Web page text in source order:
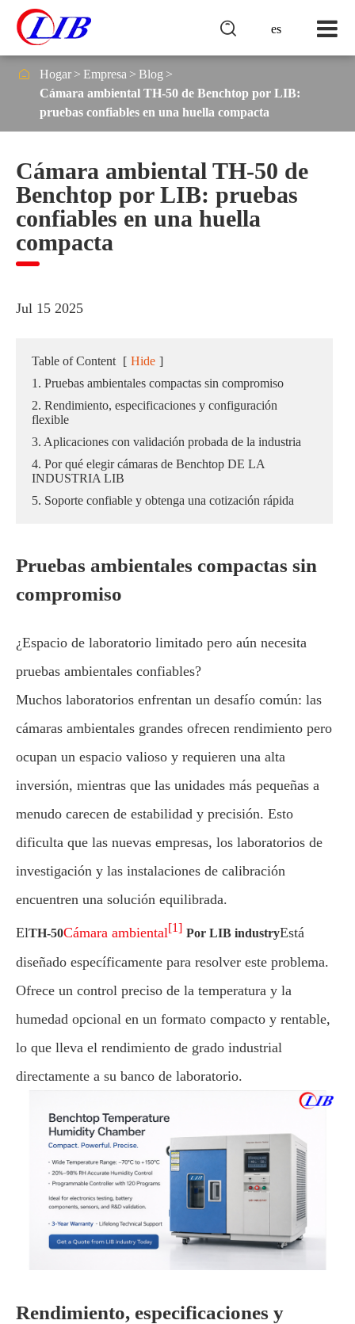
es

 Hogar Empresa
Blog
Cámara ambiental TH-50 de Benchtop por LIB:
pruebas confiables en una huella compacta
Cámara ambiental TH-50 de
Benchtop por LIB: pruebas
confiables en una huella
compacta
Jul 15 2025
Table of Content [ Hide ]
1. Pruebas ambientales compactas sin compromiso
2. Rendimiento, especificaciones y configuración
flexible
3. Aplicaciones con validación probada de la industria
4. Por qué elegir cámaras de Benchtop DE LA
INDUSTRIA LIB
5. Soporte confiable y obtenga una cotización rápida
Pruebas ambientales compactas sin
compromiso
¿Espacio de laboratorio limitado pero aún necesita
pruebas ambientales confiables?
Muchos laboratorios enfrentan un desafío común: las
cámaras ambientales grandes ofrecen rendimiento pero
ocupan un espacio valioso y requieren una alta
inversión, mientras que las unidades más pequeñas a
menudo carecen de estabilidad y precisión. Esto
dificulta que las nuevas empresas, los laboratorios de
investigación y las instalaciones de calibración
encuentren una solución equilibrada.
ElTH-50Cámara ambiental[1] Por LIB industryEstá
diseñado específicamente para resolver este problema.
Ofrece un control preciso de la temperatura y la
humedad opcional en un formato compacto y rentable,
lo que lleva el rendimiento de grado industrial
directamente a su banco de laboratorio.
Rendimiento, especificaciones y